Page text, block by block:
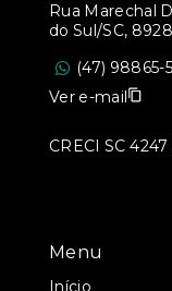
Menu
Início
Rua Marechal
do Sul/SC,
(47) 98865-
Ver e-mail
CRECI SC 4247